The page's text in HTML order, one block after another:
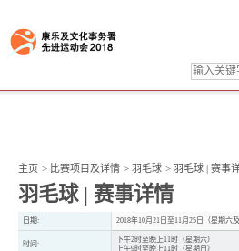
主页 > 比赛项目及详情 > 羽毛球 > 羽毛球 | 赛事
羽毛球 | 赛事详情
日期: 2018年10月21日至11月25日（星期六及
时间:
下午2时至晚上11时（星期六）
上午9时至晚上11时（星期日）